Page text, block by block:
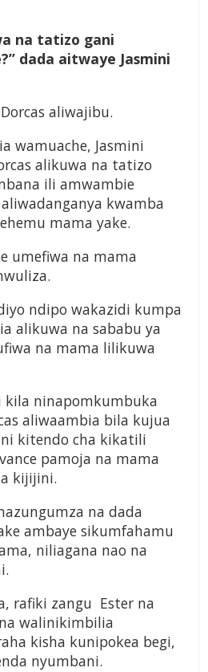
na tatizo gani
dada aitwaye Jasmini
aliwajibu.
wamuache, Jasmini
alikuwa na tatizo
ili amwambie
kwamba
mama yake.
umefiwa na mama
ndipo wakazidi kumpa
alikuwa na sababu ya
na mama lilikuwa
kila ninapomkumbuka
aliwaambia bila kujua
kitendo cha kikatili
pamoja na mama
kijijini.
na dada
ambaye sikumfahamu
niliagana nao na
rafiki zangu Ester na
walinikimbilia
kisha kunipokea begi,
nyumbani.